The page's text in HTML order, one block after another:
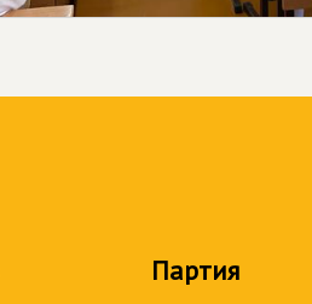
Партия